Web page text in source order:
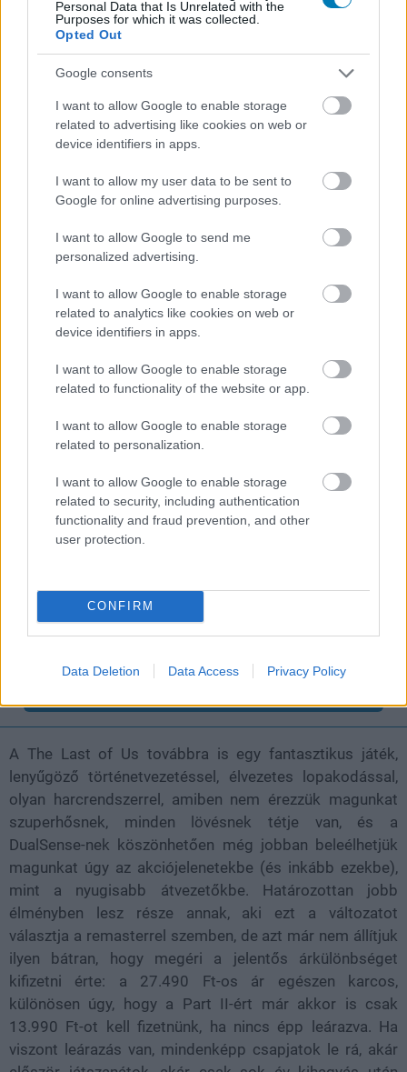
Personal Data that Is Unrelated with the
Purposes for which it was collected.
Opted Out
Google consents
I want to allow Google to enable storage
related to advertising like cookies on web or
device identifiers in apps.
I want to allow my user data to be sent to
Google for online advertising purposes.
I want to allow Google to send me
personalized advertising.
I want to allow Google to enable storage
related to analytics like cookies on web or
device identifiers in apps.
I want to allow Google to enable storage
related to functionality of the website or app.
I want to allow Google to enable storage
related to personalization.
I want to allow Google to enable storage
related to security, including authentication
functionality and fraud prevention, and other
user protection.
CONFIRM
Data Deletion Data Access Privacy Policy
A remake-ből kimaradt a Factions multiplayer mód, ami
egyébként nem hogy a remasterben, de még az eredeti
játékban is játszható - nem fog nagyon hiányozni, mivel
valamikor jövőre érkezik a sokkal tartalmasabb, önálló
Factionst idéző játékmenettel. Cserébe viszont
bekerültek olyan, a leglelkesebb rajongóknak szóló
extrák, mint a permadeath mód, amiben halál után a
játék vagy a fejezet elejére kerülünk vissza (attól
függően, mit állítunk be), vagy a speedrun mód, melyben
mérhetjük, milyen gyorsan teljesítünk egy-egy pályát, és
ebben vetélkedhetünk másokkal.
Nem akarsz lemaradni semmiről?
Rengeteg hír és cikk vár rád, lehet, hogy éppen nem
jön szembe GSO-n vagy a social médiában. Segítünk,
hogy naprakész maradj, kiválogatjuk neked a
legjobbakat,iratkozz fel hírlevelünkre!
adatkezelési nyilatkozat
megismertem és azt elfogadom.
A The Last of Us továbbra is egy fantasztikus játék,
lenyűgöző történetvezetéssel, élvezetes lopakodással,
olyan harcrendszerrel, amiben nem érezzük magunkat
szuperhősnek, minden lövésnek tétje van, és a
DualSense-nek köszönhetően még jobban beleélhetjük
magunkat úgy az akciójelenetekbe (és inkább ezekbe),
mint a nyugisabb átvezetőkbe. Határozottan jobb
élményben lesz része annak, aki ezt a változatot
választja a remasterrel szemben, de azt már nem állítjuk
ilyen bátran, hogy megéri a jelentős árkülönbséget
kifizetni érte: a 27.490 Ft-os ár egészen karcos,
különösen úgy, hogy a Part II-ért már akkor is csak
13.990 Ft-ot kell fizetnünk, ha nincs épp leárazva. Ha
viszont leárazás van, mindenképp csapjatok le rá, akár